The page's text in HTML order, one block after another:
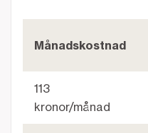
Månadskostnad
113
kronor/månad